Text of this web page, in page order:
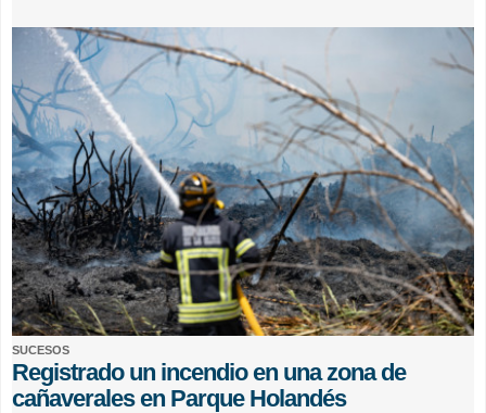
SUCESOS
Registrado un incendio en una zona de
cañaverales en Parque Holandés